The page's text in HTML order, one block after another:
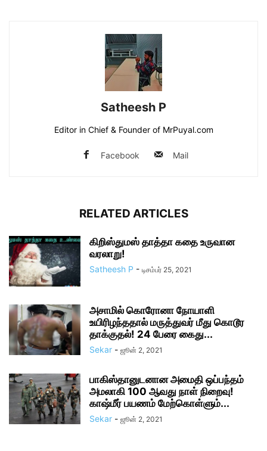
Satheesh P
Editor in Chief & Founder of MrPuyal.com
Facebook Mail
RELATED ARTICLES
கிறிஸ்துமஸ் தாத்தா கதை உருவான
வரலாறு!
Satheesh P - டிசம்பர் 25, 2021
அசாமில் கொரோனா நோயாளி
உயிரிழந்ததால் மருத்துவர் மீது கொடூர
தாக்குதல்! 24 பேரை கைது...
Sekar - ஜூன் 2, 2021
பாகிஸ்தானுடனான அமைதி ஒப்பந்தம்
அமலாகி 100 ஆவது நாள் நிறைவு!
காஷ்மீர் பயணம் மேற்கொள்ளும்...
Sekar - ஜூன் 2, 2021